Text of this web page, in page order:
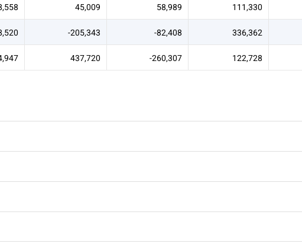
111,330
58,989
45,009
336,362
-82,408
-205,343
122,728
-260,307
437,720